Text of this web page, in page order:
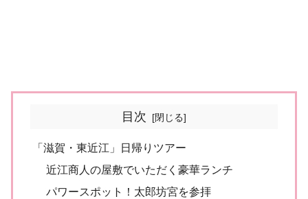
目次
「滋賀・東近江」日帰りツアー
近江商人の屋敷でいただく豪華ランチ
パワースポット！太郎坊宮を参拝